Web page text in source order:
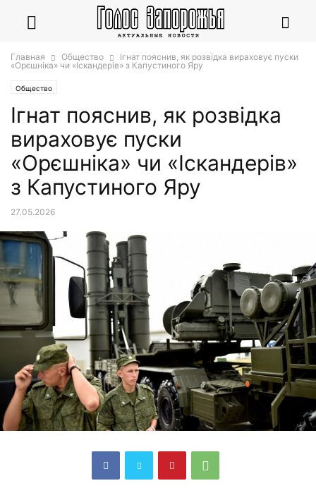
Главная Общество
Ігнат пояснив, як розвідка вираховує пуски
«Орєшніка» чи «Іскандерів» з Капустиного Яру
Общество
Ігнат пояснив, як розвідка
вираховує пуски
«Орєшніка» чи «Іскандерів»
з Капустиного Яру
27.05.2026